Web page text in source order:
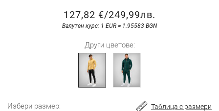
127,82 €/249,99лв.
Валутен курс: 1 EUR = 1.95583 BGN
Други цветове:
избери размер Таблица с размери